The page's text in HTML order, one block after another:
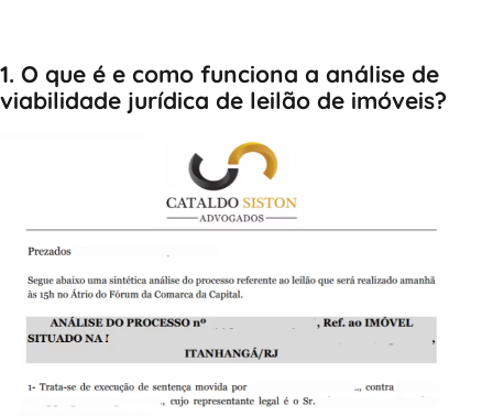
1. O que é e como funciona a análise de
viabilidade jurídica de leilão de imóveis?